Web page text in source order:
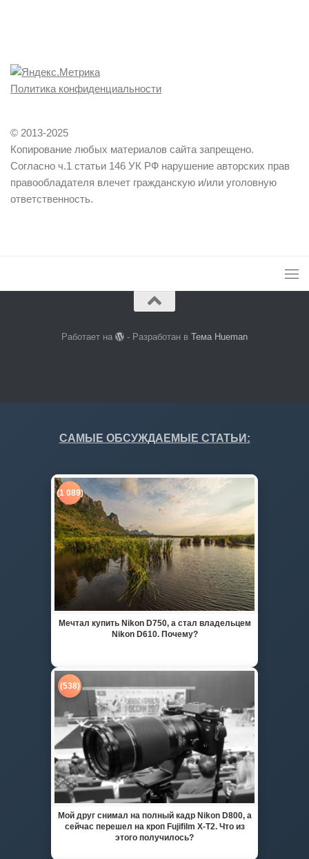
Политика конфиденциальности
© 2013-2025
Копирование любых материалов сайта запрещено.
Согласно ч.1 статьи 146 УК РФ нарушение авторских прав
правообладателя влечет гражданскую и/или уголовную
ответственность.
Работает на - Разработан вТема Hueman
САМЫЕ ОБСУЖДАЕМЫЕ СТАТЬИ:
(1 089)
Мечтал купить Nikon D750, а стал владельцем
Nikon D610. Почему?
(538)
Мой друг снимал на полный кадр Nikon D800, а
сейчас перешел на кроп Fujifilm X-T2. Что из
этого получилось?